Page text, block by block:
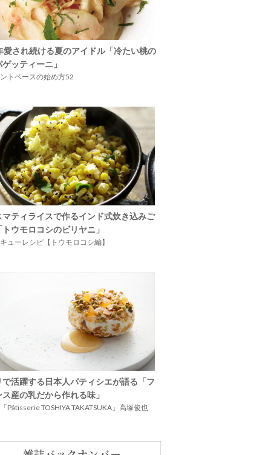
愛され続ける夏のアイドル「冷たい桃の
ッティーニ」
トベースの始め方52
マティライスで作るインド式炊き込みご
ウモロコシのビリヤニ」
ューレシピ【トウモロコシ編】
で活躍する日本人パティシエが語る「フ
産の乳だから作れる味」
Pâtisserie TOSHIYA TAKATSUKA」高塚俊也